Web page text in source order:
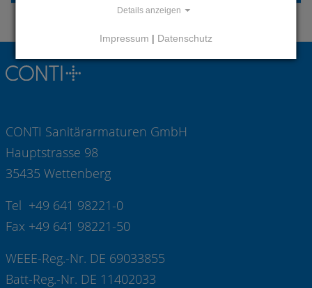
CONTI Sanitärarmaturen GmbH
Hauptstrasse 98
35435 Wettenberg
Tel +49 641 98221-0
Fax +49 641 98221-50
WEEE-Reg.-Nr. DE 69033855
Batt-Reg.-Nr. DE 11402033
Details anzeigen
Impressum | Datenschutz